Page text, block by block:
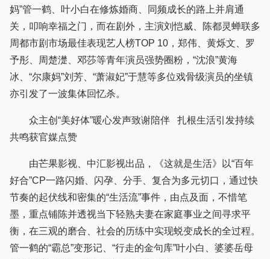
妈”管一鹤、叶小白在修炼婚商、同频成长的路上并肩通
关，叩响幸福之门，而在剧外，主演刘恺威、陈都灵蝉联多
周都市剧市场最佳表现艺人榜TOP 10，郑伟、黄烁文、罗
予彤、周楚濋、邓莎等青年演员强势圈粉，“沈浪”黄海
冰、“尔康妈”刘芳、“萧淑妃”于慧等多位戏骨级演员的坐镇
亦引发了一波集体回忆杀。
众主创“美好体”暖心发声致谢陪伴 扎根生活引发持续
共鸣获官媒点赞
由芒果影视、中汇影视出品，《这就是生活》以“百年
好合”CP一路闪婚、闪孕、分手、复合为多元切口，通过快
节奏的起伏线和密集的“生活流”事件，由点及面，不惜笔
墨，重点铺陈并透视当下轻熟夫妻在家庭事业之间寻求平
衡，在三观的磨合、社会的历练中实现蜕变成长的全过程。
管一鹤的“霸总”变形记、“行走的金句库”叶小白、婆婆岳母